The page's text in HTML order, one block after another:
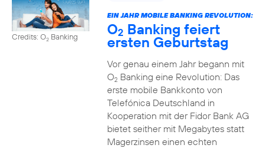
Credits: O2 Banking
EIN JAHR MOBILE BANKING REVOLUTION:
O2 Banking feiert
ersten Geburtstag
Vor genau einem Jahr begann mit
O2Banking eine Revolution: Das
erste mobile Bankkonto von
Telefónica Deutschland in
Kooperation mit der Fidor Bank AG
bietet seither mit Megabytes statt
Magerzinsen einen echten